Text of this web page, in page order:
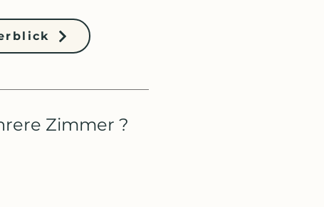
Zimmer ?